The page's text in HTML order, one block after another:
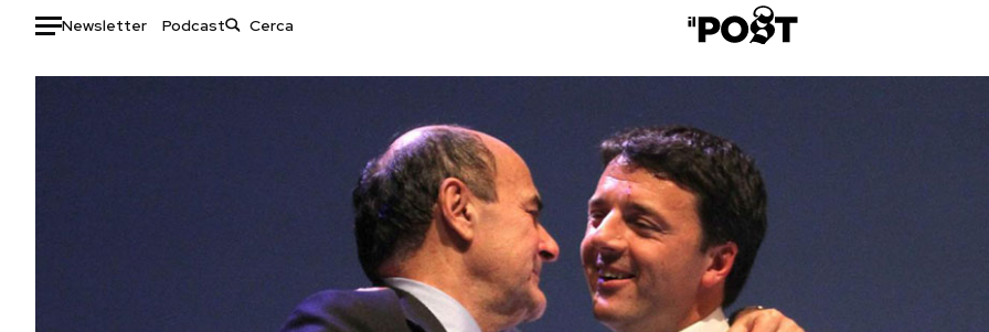
Newsletter Podcast
Auto
Consumismi
Ok Boomer!